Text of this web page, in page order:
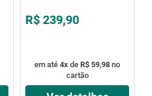
R$ 239,90
em até 4x de R$ 59,98 no
cartão